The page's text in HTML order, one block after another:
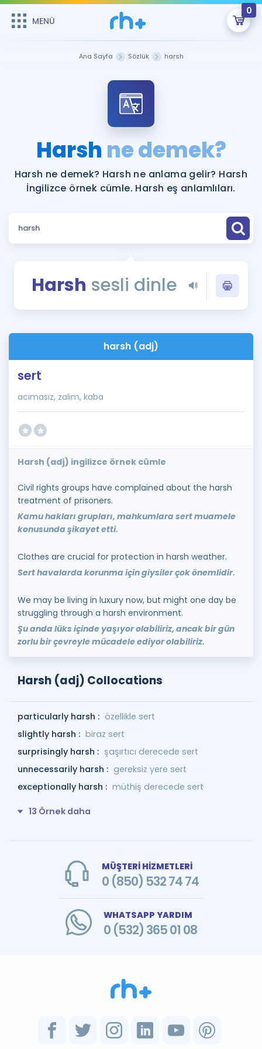
MENÜ
0
ÜYE DEĞİLİM
Sepetin Şu An Boş.
Remzi Hoca ile seni sınava hazırlayacak onlarca eğitim seni
bekliyor!
MENÜ
Faydalı Araçlar
Sözlük
Blog
İngilizce Gramer
Ana Sayfa Sözlük harsh
Harsh ne demek?
Harsh ne demek? Harsh ne anlama gelir? Harsh
İngilizce örnek cümle. Harsh eş anlamlıları.
Harsh sesli dinle
harsh (adj)
sert
acımasız, zalim, kaba
Harsh (adj) ingilizce örnek cümle
Civil rights groups have complained about the harsh
treatment of prisoners.
Kamu hakları grupları, mahkumlara sert muamele
konusunda şikayet etti.
Clothes are crucial for protection in harsh weather.
Sert havalarda korunma için giysiler çok önemlidir.
We may be living in luxury now, but might one day be
struggling through a harsh environment.
Şu anda lüks içinde yaşıyor olabiliriz, ancak bir gün
zorlu bir çevreyle mücadele ediyor olabiliriz.
Harsh (adj) Collocations
particularly harsh : özellikle sert
slightly harsh : biraz sert
surprisingly harsh : şaşırtıcı derecede sert
unnecessarily harsh : gereksiz yere sert
exceptionally harsh : müthiş derecede sert
13 Örnek daha
MÜŞTERİ HİZMETLERİ
0 (850) 532 74 74
WHATSAPP YARDIM
0 (532) 365 01 08